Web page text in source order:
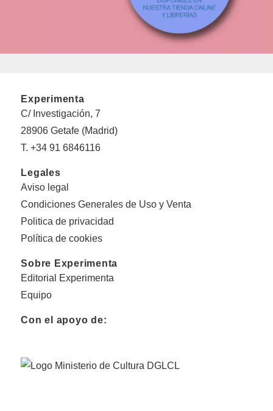
Experimenta
C/ Investigación, 7
28906 Getafe (Madrid)
T. +34 91 6846116
Legales
Aviso legal
Condiciones Generales de Uso y Venta
Politica de privacidad
Política de cookies
Sobre Experimenta
Editorial Experimenta
Equipo
Con el apoyo de: